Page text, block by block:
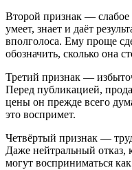
Второй признак — слабое
умеет, знает и даёт
вполголоса. Ему проще
обозначить, сколько она
Третий признак —
Перед публикацией,
цены он прежде всего
это воспримет.
Четвёртый признак —
Даже нейтральный отказ,
могут восприниматься